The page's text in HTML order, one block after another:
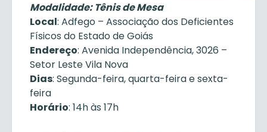
Modalidade: Tênis de Mesa
Local: Adfego – Associação dos Deficientes
Físicos do Estado de Goiás
Endereço: Avenida Independência, 3026 –
Setor Leste Vila Nova
Dias: Segunda-feira, quarta-feira e sexta-
feira
Horário: 14h às 17h